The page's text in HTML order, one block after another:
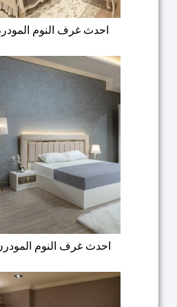
احدث غرف النوم
احدث غرف النوم